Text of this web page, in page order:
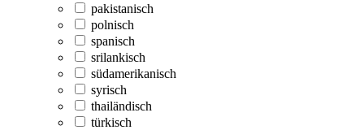
pakistanisch
polnisch
spanisch
srilankisch
südamerikanisch
syrisch
thailändisch
türkisch